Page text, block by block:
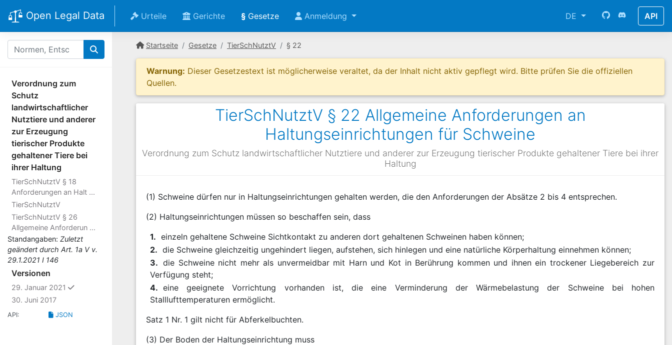
Open Legal Data Urteile Gerichte § Gesetze Anmeldung DE API
Verordnung zum
Schutz
landwirtschaftlicher
Nutztiere und anderer
zur Erzeugung
tierischer Produkte
gehaltener Tiere bei
ihrer Haltung
TierSchNutztV § 18
Anforderungen an Halt ...
TierSchNutztV
TierSchNutztV § 26
Allgemeine Anforderun ...
Standangaben: Zuletzt
geändert durch Art. 1a V v.
29.1.2021 I 146
Versionen
29. Januar 2021
ausgewählt
30. Juni 2017
API: JSON
Startseite Gesetze TierSchNutztV § 22
Warnung: Dieser Gesetzestext ist möglicherweise veraltet, da der Inhalt nicht aktiv gepflegt wird. Bitte prüfen Sie die offiziellen
Quellen.
TierSchNutztV § 22 Allgemeine Anforderungen an
Haltungseinrichtungen für Schweine
Verordnung zum Schutz landwirtschaftlicher Nutztiere und anderer zur Erzeugung tierischer Produkte gehaltener Tiere bei ihrer
Haltung
(1) Schweine dürfen nur in Haltungseinrichtungen gehalten werden, die den Anforderungen der Absätze 2 bis 4 entsprechen.
(2) Haltungseinrichtungen müssen so beschaffen sein, dass
1. einzeln gehaltene Schweine Sichtkontakt zu anderen dort gehaltenen Schweinen haben können;
2. die Schweine gleichzeitig ungehindert liegen, aufstehen, sich hinlegen und eine natürliche Körperhaltung einnehmen können;
3. die Schweine nicht mehr als unvermeidbar mit Harn und Kot in Berührung kommen und ihnen ein trockener Liegebereich zur
Verfügung steht;
4. eine geeignete Vorrichtung vorhanden ist, die eine Verminderung der Wärmebelastung der Schweine bei hohen
Stalllufttemperaturen ermöglicht.
Satz 1 Nr. 1 gilt nicht für Abferkelbuchten.
(3) Der Boden der Haltungseinrichtung muss